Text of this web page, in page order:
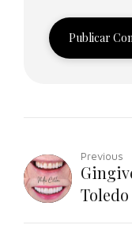
Publicar
Previous